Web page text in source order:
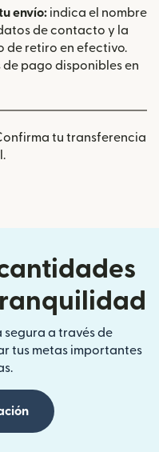
envío: indica el nombre
de contacto y la
de retiro en efectivo.
de pago disponibles en
tu transferencia
segura a través de
tus metas importantes